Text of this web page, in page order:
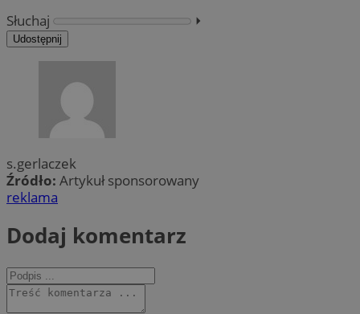
Słuchaj
⏵︎
Udostępnij
s.gerlaczek
Źródło: Artykuł sponsorowany
reklama
Dodaj komentarz